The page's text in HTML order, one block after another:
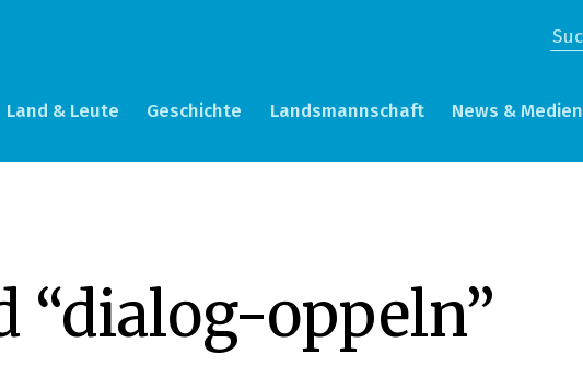
Land & Leute Geschichte Landsmannschaft News & Medien
“dialog-oppeln”